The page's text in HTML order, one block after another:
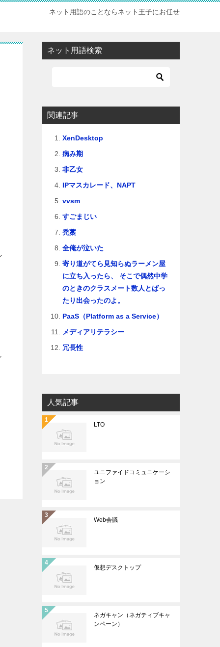
ネット用語のことならネット王子にお任せ
ネット用語検索
関連記事
XenDesktop
病み期
非乙女
IPマスカレード、NAPT
vvsm
すごまじい
禿藁
全俺が泣いた
寄り道がてら見知らぬラーメン屋
に立ち入ったら、 そこで偶然中学
のときのクラスメート数人とばっ
たり出会ったのよ。
PaaS（Platform as a Service）
メディアリテラシー
冗長性
人気記事
LTO
ユニファイドコミュニケーシ
ョン
Web会議
仮想デスクトップ
ネガキャン（ネガティブキャ
ンペーン）